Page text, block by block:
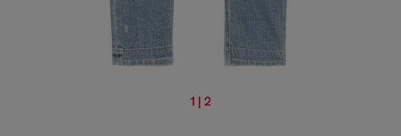
1 | 2